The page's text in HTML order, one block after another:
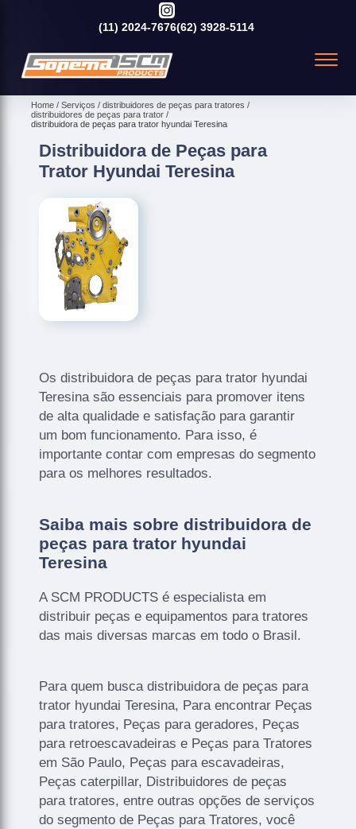
(11) 2024-7676(62) 3928-5114
Home Serviços
distribuidores de peças para tratores
distribuidores de peças para trator
distribuidora de peças para trator hyundai Teresina
Distribuidora de Peças para
Trator Hyundai Teresina
Os distribuidora de peças para trator hyundai
Teresina são essenciais para promover itens
de alta qualidade e satisfação para garantir
um bom funcionamento. Para isso, é
importante contar com empresas do segmento
para os melhores resultados.
Saiba mais sobre distribuidora de
peças para trator hyundai
Teresina
A SCM PRODUCTS é especialista em
distribuir peças e equipamentos para tratores
das mais diversas marcas em todo o Brasil.
Para quem busca distribuidora de peças para
trator hyundai Teresina, Para encontrar Peças
para tratores, Peças para geradores, Peças
para retroescavadeiras e Peças para Tratores
em São Paulo, Peças para escavadeiras,
Peças caterpillar, Distribuidores de peças
para tratores, entre outras opções de serviços
do segmento de Peças para Tratores, você